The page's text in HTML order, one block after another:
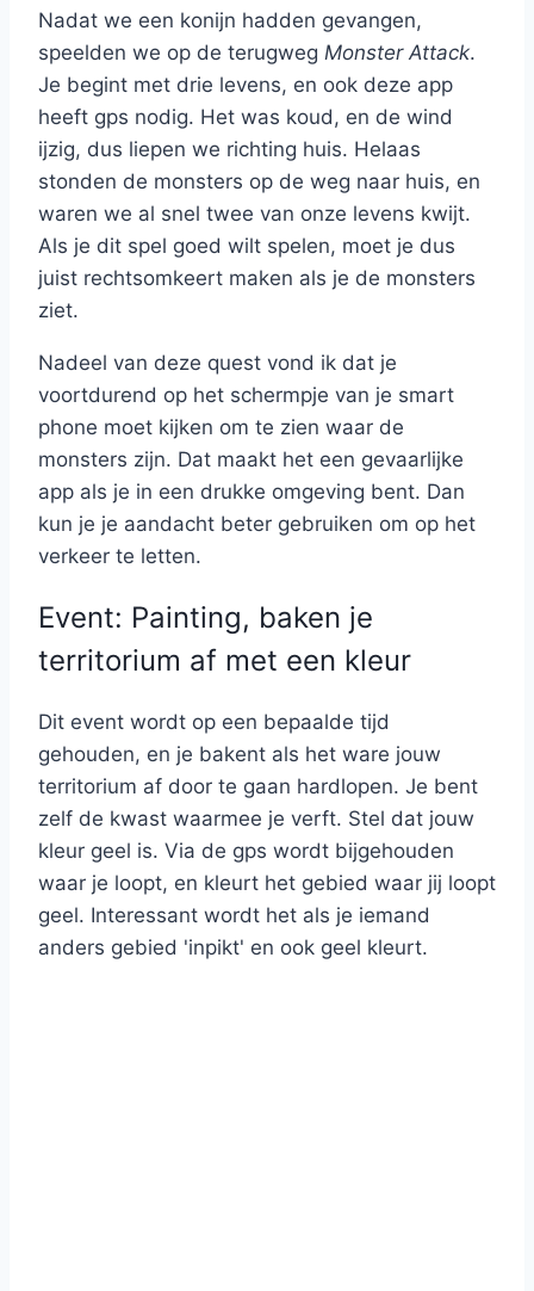
Nadat we een konijn hadden gevangen,
speelden we op de terugweg Monster Attack.
Je begint met drie levens, en ook deze app
heeft gps nodig. Het was koud, en de wind
ijzig, dus liepen we richting huis. Helaas
stonden de monsters op de weg naar huis, en
waren we al snel twee van onze levens kwijt.
Als je dit spel goed wilt spelen, moet je dus
juist rechtsomkeert maken als je de monsters
ziet.
Nadeel van deze quest vond ik dat je
voortdurend op het schermpje van je smart
phone moet kijken om te zien waar de
monsters zijn. Dat maakt het een gevaarlijke
app als je in een drukke omgeving bent. Dan
kun je je aandacht beter gebruiken om op het
verkeer te letten.
Event: Painting, baken je
territorium af met een kleur
Dit event wordt op een bepaalde tijd
gehouden, en je bakent als het ware jouw
territorium af door te gaan hardlopen. Je bent
zelf de kwast waarmee je verft. Stel dat jouw
kleur geel is. Via de gps wordt bijgehouden
waar je loopt, en kleurt het gebied waar jij loopt
geel. Interessant wordt het als je iemand
anders gebied 'inpikt' en ook geel kleurt.